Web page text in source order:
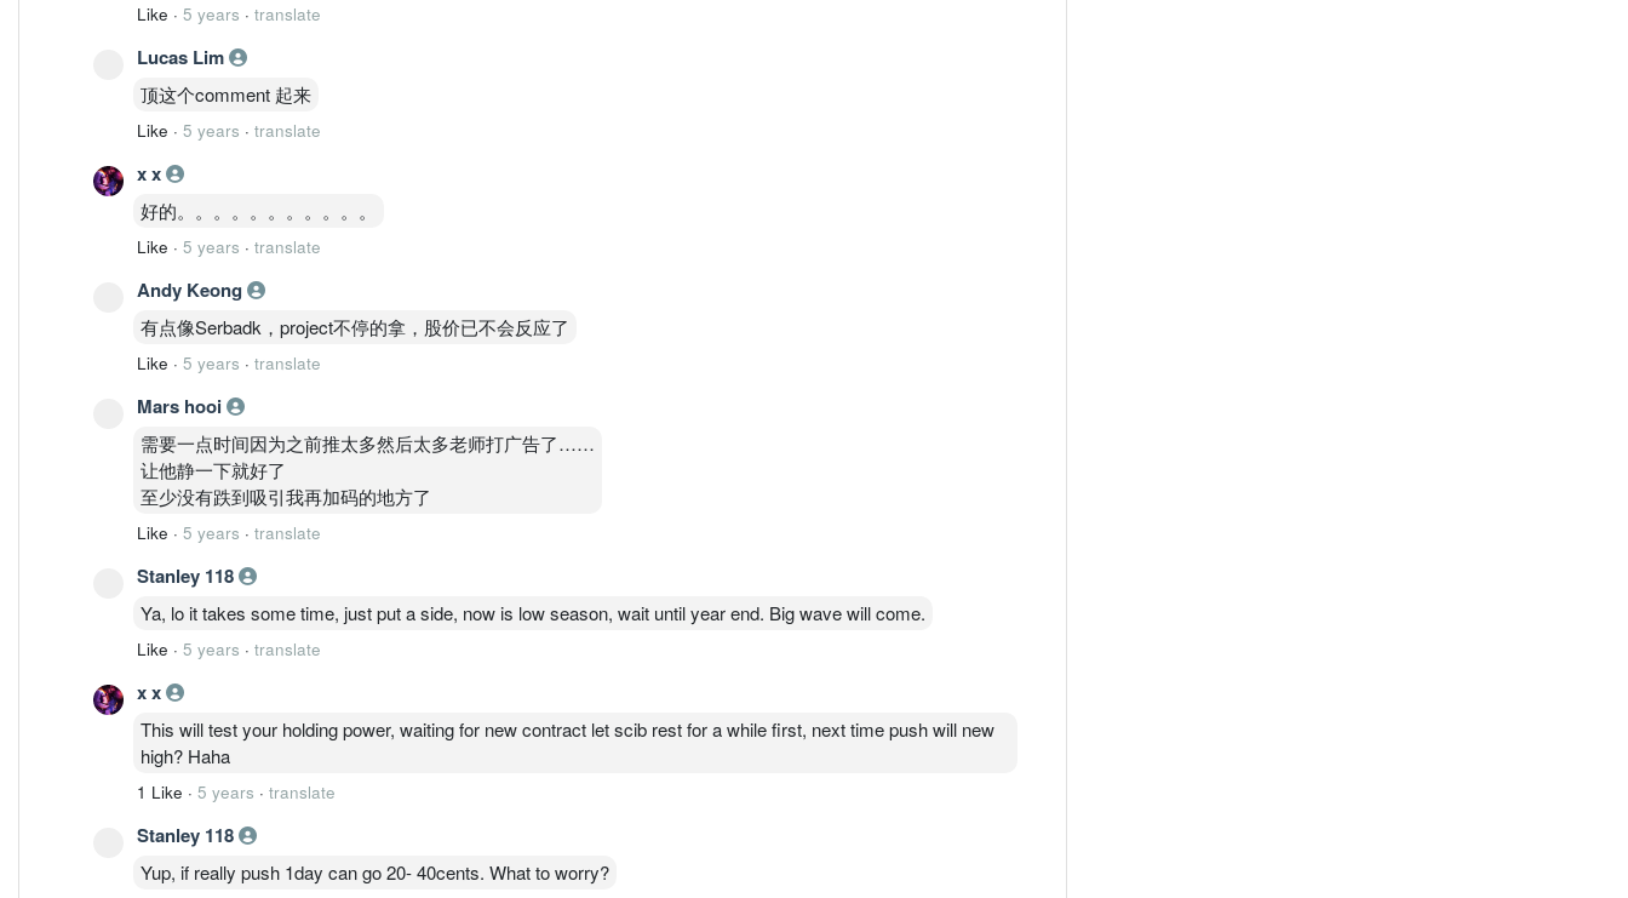
Like · 5 years · translate
Lucas Lim
顶这个comment 起来
Like · 5 years · translate
x x
好的。。。。。。。。。。。
Like · 5 years · translate
Andy Keong
有点像Serbadk，project不停的拿，股价已不会反应了
Like · 5 years · translate
Mars hooi
需要一点时间因为之前推太多然后太多老师打广告了……
让他静一下就好了
至少没有跌到吸引我再加码的地方了
Like · 5 years · translate
Stanley 118
Ya, lo it takes some time, just put a side, now is low season, wait until year end. Big wave will come.
Like · 5 years · translate
x x
This will test your holding power, waiting for new contract let scib rest for a while first, next time push will new
high? Haha
1 Like · 5 years · translate
Stanley 118
Yup, if really push 1day can go 20- 40cents. What to worry?